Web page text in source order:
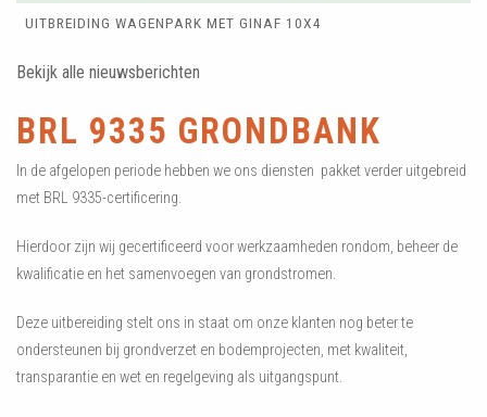
UITBREIDING WAGENPARK MET GINAF 10X4
Bekijk alle nieuwsberichten
BRL 9335 GRONDBANK
In de afgelopen periode hebben we ons diensten pakket verder uitgebreid
met BRL 9335-certificering.
Hierdoor zijn wij gecertificeerd voor werkzaamheden rondom, beheer de
kwalificatie en het samenvoegen van grondstromen.
Deze uitbereiding stelt ons in staat om onze klanten nog beter te
ondersteunen bij grondverzet en bodemprojecten, met kwaliteit,
transparantie en wet en regelgeving als uitgangspunt.